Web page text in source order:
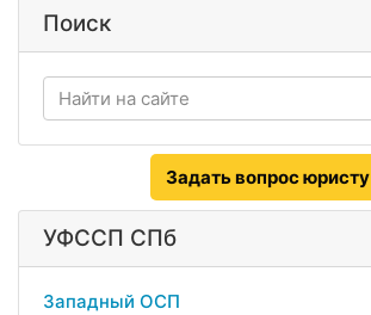
Поиск
Задать вопрос юристу
УФССП СПб
Западный ОСП